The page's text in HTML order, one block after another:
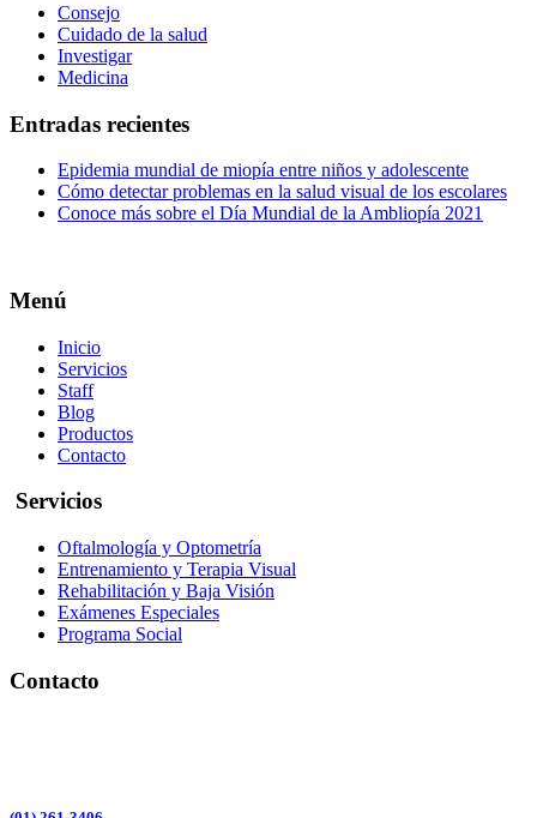
Consejo
Cuidado de la salud
Investigar
Medicina
Entradas recientes
Epidemia mundial de miopía entre niños y adolescente
Cómo detectar problemas en la salud visual de los escolares
Conoce más sobre el Día Mundial de la Ambliopía 2021
Menú
Inicio
Servicios
Staff
Blog
Productos
Contacto
Servicios
Oftalmología y Optometría
Entrenamiento y Terapia Visual
Rehabilitación y Baja Visión
Exámenes Especiales
Programa Social
Contacto